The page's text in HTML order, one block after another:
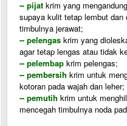
-- pijat krim yang
supaya kulit tetap lembut dan
timbulnya jerawat;
-- pelengas krim yang
agar tetap lengas atau tidak
-- pelembap krim pelengas;
-- pembersih krim untuk
kotoran pada wajah dan leher;
-- pemutih krim untuk
mencegah timbulnya noda